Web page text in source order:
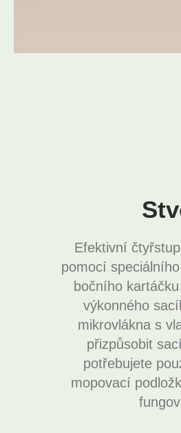
Efektivní
pomocí
bočního
výkonného
mikrovlákna s
přizpůsobit
potřebujete
mopovací